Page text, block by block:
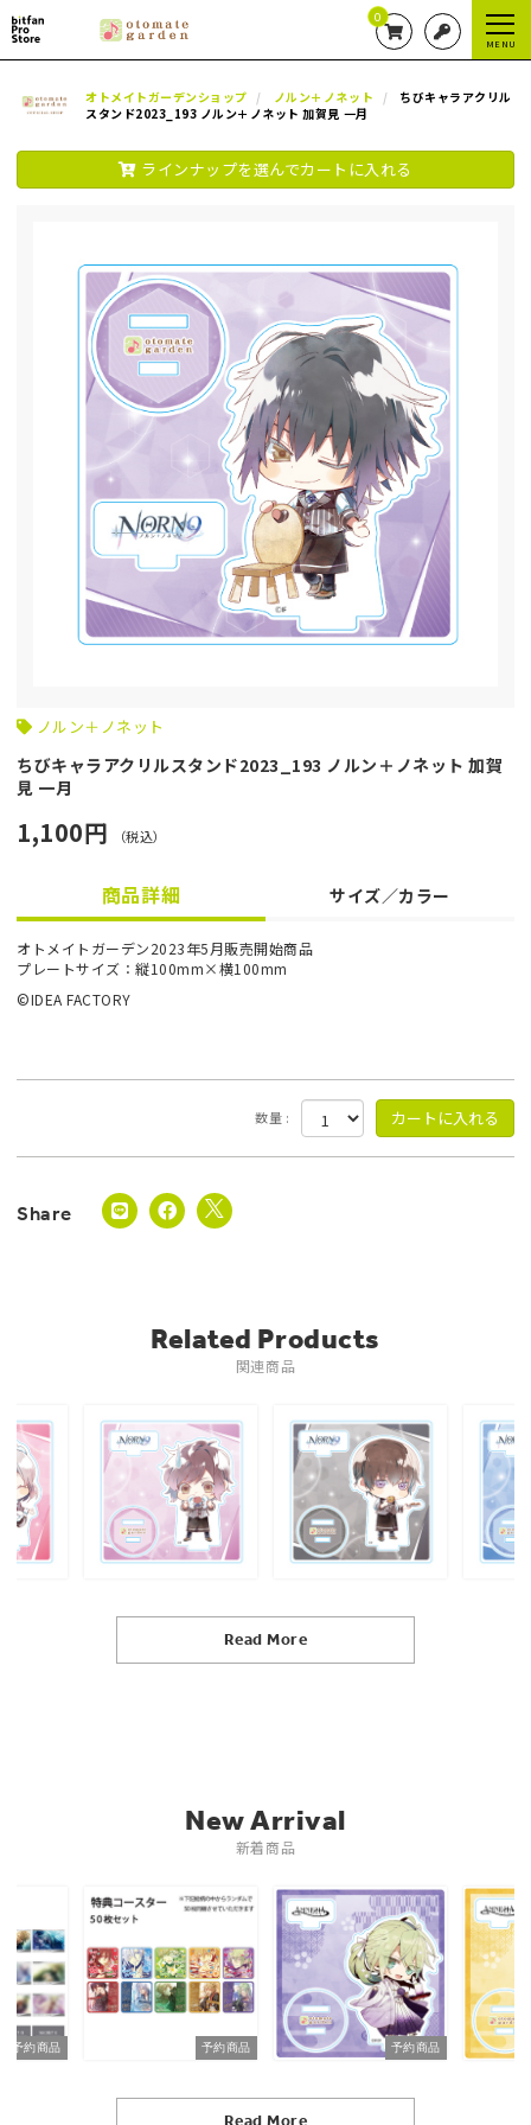
0
MENU
オトメイトガーデンショップ ノルン＋ノネット
ちびキャラアクリル
スタンド2023_193 ノルン＋ノネット 加賀見 一月
ラインナップを選んでカートに入れる
ノルン＋ノネット
ちびキャラアクリルスタンド2023_193 ノルン＋ノネット 加賀
見 一月
1,100円 （税込）
商品詳細 サイズ／カラー
オトメイトガーデン2023年5月販売開始商品
プレートサイズ：縦100mm×横100mm
©IDEA FACTORY
数量 :
Related Products
関連商品
Read More
New Arrival
新着商品
予約商品 予約商品 予約商品
Read More